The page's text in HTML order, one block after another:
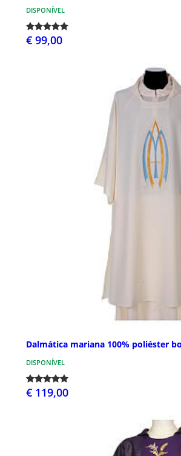
DISPONÍVEL
€ 99,00
Dalmática mariana 100% poliéster
DISPONÍVEL
€ 119,00